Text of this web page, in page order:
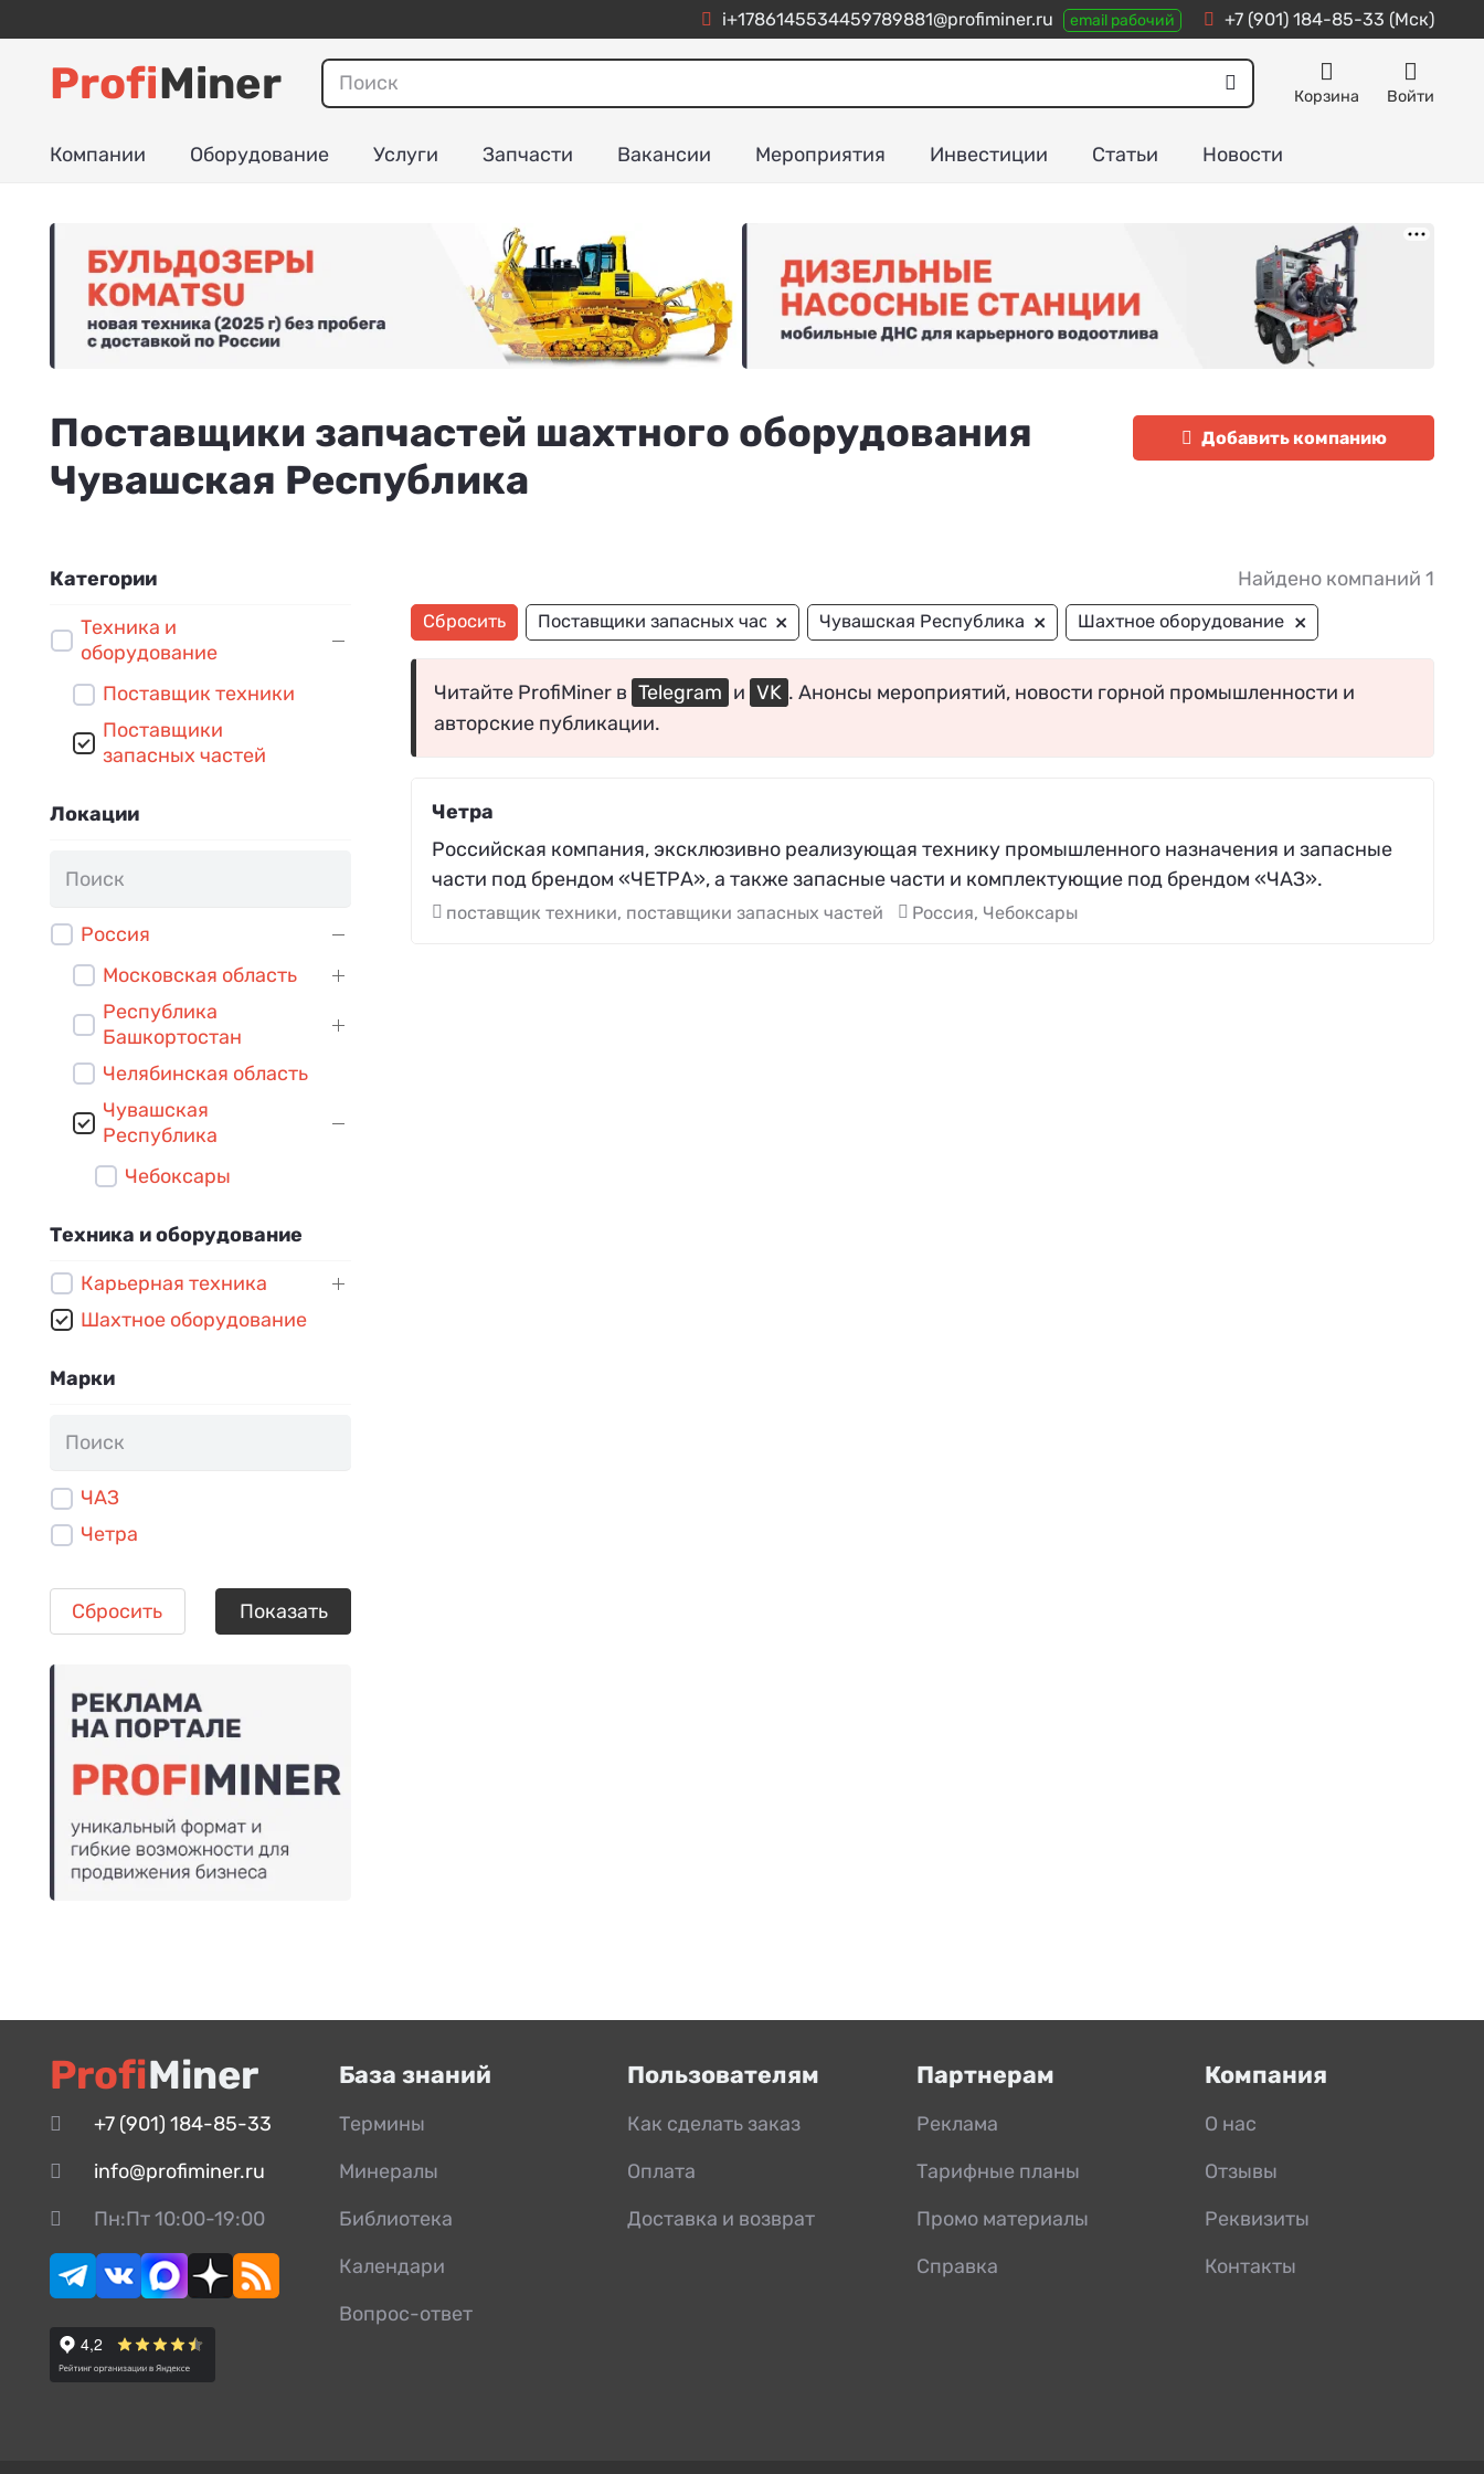
i+1786145534459789881@profiminer.ru email рабочий +7 (901) 184-85-33 (Мск)
ProfiMiner Корзина Войти
Компании Оборудование Услуги Запчасти Вакансии Мероприятия Инвестиции Статьи Новости
Поставщики запчастей шахтного оборудования
Чувашская Республика
Добавить компанию
Категории
Техника и
оборудование
Поставщик техники
Поставщики
запасных частей
Локации
Россия
Московская область
Республика
Башкортостан
Челябинская область
Чувашская
Республика
Чебоксары
Техника и оборудование
Карьерная техника
Шахтное оборудование
Марки
ЧАЗ
Четра
Показать
Сбросить
Найдено компаний 1
Сбросить Поставщики запасных частей
× Чувашская Республика × Шахтное оборудование ×
Читайте ProfiMiner в Telegram и VK . Анонсы мероприятий, новости горной промышленности и
авторские публикации.
Четра
Российская компания, эксклюзивно реализующая технику промышленного назначения и запасные
части под брендом «ЧЕТРА», а также запасные части и комплектующие под брендом «ЧАЗ».
поставщик техники, поставщики запасных частей Россия, Чебоксары
ProfiMiner
+7 (901) 184-85-33
info@profiminer.ru
Пн:Пт 10:00-19:00
База знаний
Термины
Минералы
Библиотека
Календари
Вопрос-ответ
Пользователям
Как сделать заказ
Оплата
Доставка и возврат
Партнерам
Реклама
Тарифные планы
Промо материалы
Справка
Компания
О нас
Отзывы
Реквизиты
Контакты